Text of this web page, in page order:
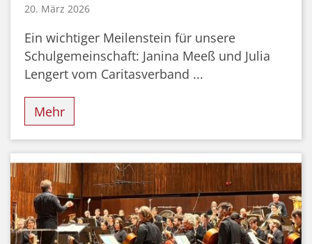
20. März 2026
Ein wichtiger Meilenstein für unsere
Schulgemeinschaft: Janina Meeß und Julia
Lengert vom Caritasverband ...
Mehr